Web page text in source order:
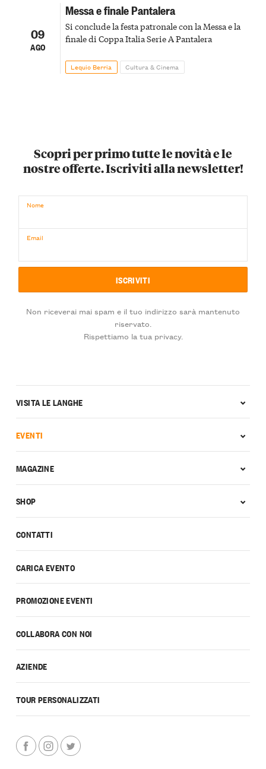
09
AGO
Messa e finale Pantalera
Si conclude la festa patronale con la Messa e la
finale di Coppa Italia Serie A Pantalera
Lequio Berria Cultura & Cinema
Scopri per primo tutte le novità e le
nostre offerte. Iscriviti alla newsletter!
Nome
Email
Non riceverai mai spam e il tuo indirizzo sarà mantenuto
riservato.
Rispettiamo la tua privacy.
CONTATTI
CARICA EVENTO
PROMOZIONE EVENTI
COLLABORA CON NOI
AZIENDE
TOUR PERSONALIZZATI
VISITA LE LANGHE
EVENTI
MAGAZINE
SHOP